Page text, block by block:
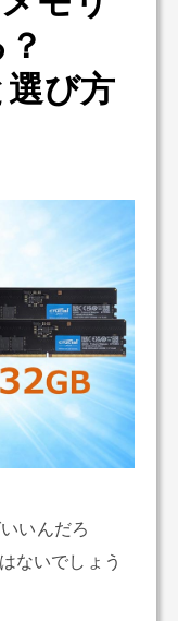
び方
いんだろ
ないでしょう